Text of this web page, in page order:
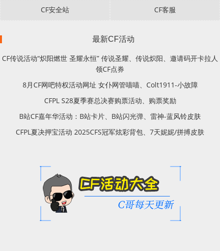
CF安全站 CF客服
最新CF活动
CF传说活动“炽阳燃世 圣耀永恒” 传说圣耀、传说炽阳、邀请码开卡拉人
领CF点券
8月CF网吧特权活动网址 女仆网管喵喵、Colt1911-小故障
CFPL S28夏季赛总决赛购票活动、购票奖励
B站CF嘉年华活动：B站卡片、B站闪光弹、雷神-蓝风铃皮肤
CFPL夏决押宝活动 2025CFS冠军炫彩背包、7天妮妮/拼搏皮肤